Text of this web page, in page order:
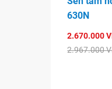
630N
2.670.000
2.967.000